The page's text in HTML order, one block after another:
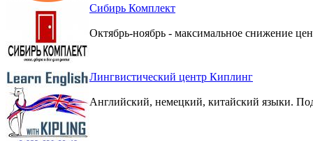
Сибирь Комплект
Октябрь-ноябрь - максимальное снижение
Лингвистический центр Киплинг
Английский, немецкий, китайский языки.